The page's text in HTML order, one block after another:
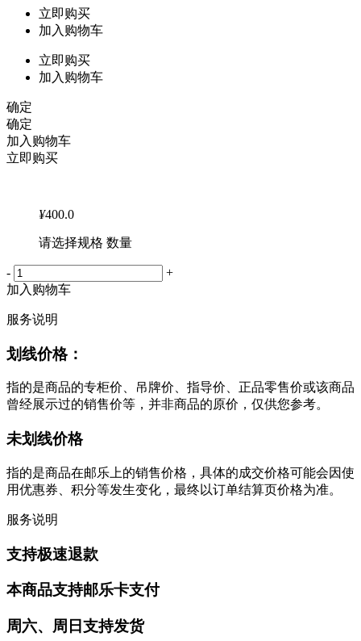
立即购买
加入购物车
立即购买
加入购物车
确定
确定
加入购物车
立即购买
¥400.0
请选择规格 数量
-
+
加入购物车
服务说明
划线价格：
指的是商品的专柜价、吊牌价、指导价、正品零售价或该商品
曾经展示过的销售价等，并非商品的原价，仅供您参考。
未划线价格
指的是商品在邮乐上的销售价格，具体的成交价格可能会因使
用优惠券、积分等发生变化，最终以订单结算页价格为准。
服务说明
支持极速退款
本商品支持邮乐卡支付
周六、周日支持发货